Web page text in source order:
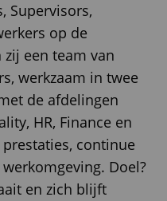
Supervisors,
op de
een team van
werkzaam in twee
de afdelingen
HR, Finance en
continue
Doel?
en zich blijft